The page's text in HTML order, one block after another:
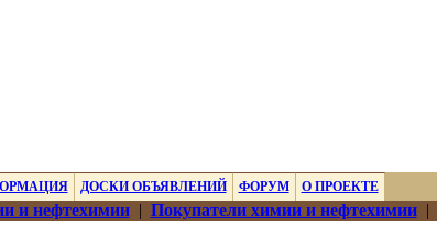
ДОСКИ ОБЪЯВЛЕНИЙ ФОРУМ О ПРОЕКТЕ
и нефтехимии| Покупатели химии и нефтехимии|